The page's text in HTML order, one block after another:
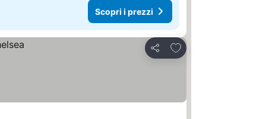
Scopri i prezzi
Condividi
Aggiungi ai preferiti